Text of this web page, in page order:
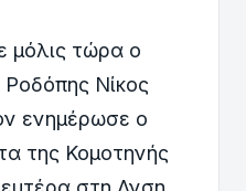
μόλις τώρα ο
Ροδόπης Νίκος
ενημέρωσε ο
της Κομοτηνής